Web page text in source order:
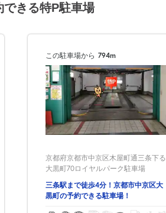
できる特P駐車場
この駐車場から 794m
京都府京都市中京区木屋町通三条下る
大黒町70ロイヤルパーク駐車場
三条駅まで徒歩4分！京都市中京区大
黒町の予約できる駐車場！